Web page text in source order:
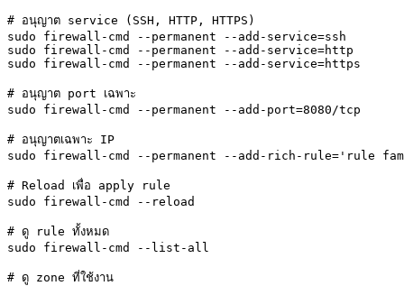
# อนุญาต service (SSH, HTTP, HTTPS)
sudo firewall-cmd --permanent --add-service=ssh
sudo firewall-cmd --permanent --add-service=http
sudo firewall-cmd --permanent --add-service=https
# อนุญาต port เฉพาะ
sudo firewall-cmd --permanent --add-port=8080/tcp
# อนุญาตเฉพาะ IP
sudo firewall-cmd --permanent --add-rich-rule='rule
# Reload เพื่อ apply rule
sudo firewall-cmd --reload
# ดู rule ทั้งหมด
sudo firewall-cmd --list-all
# ดู zone ที่ใช้งาน